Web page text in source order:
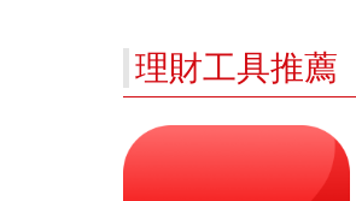
理財工具推薦